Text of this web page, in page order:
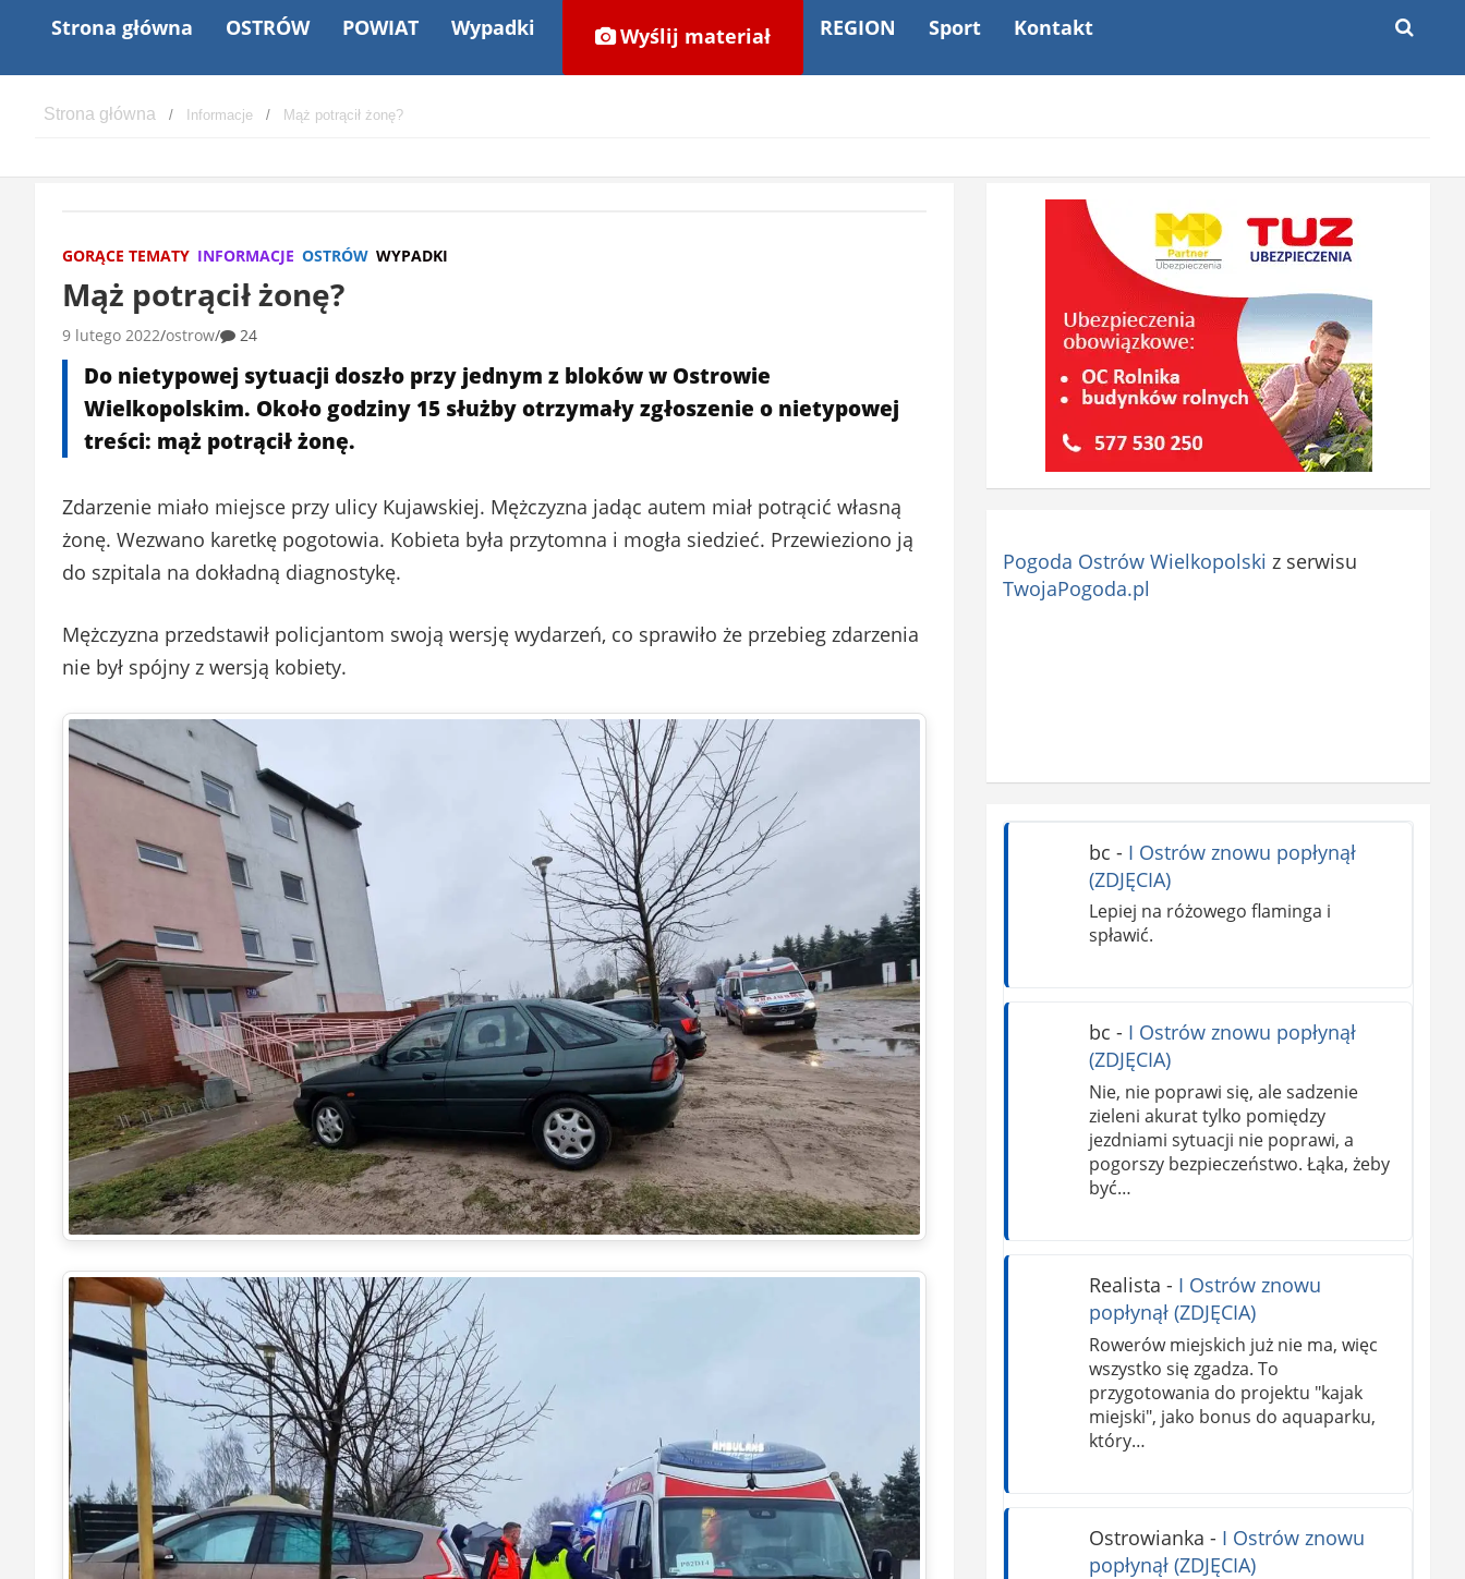
Strona główna OSTRÓW POWIAT Wypadki Wyślij materiał REGION Sport Kontakt
Informacje Mąż potrącił żonę?
GORĄCE TEMATY INFORMACJE OSTRÓW WYPADKI
Mąż potrącił żonę?
9 lutego 2022 ostrow 24
Do nietypowej sytuacji doszło przy jednym z bloków w Ostrowie
Wielkopolskim. Około godziny 15 służby otrzymały zgłoszenie o nietypowej
treści: mąż potrącił żonę.
Zdarzenie miało miejsce przy ulicy Kujawskiej. Mężczyzna jadąc autem miał potrącić własną
żonę. Wezwano karetkę pogotowia. Kobieta była przytomna i mogła siedzieć. Przewieziono ją
do szpitala na dokładną diagnostykę.
Mężczyzna przedstawił policjantom swoją wersję wydarzeń, co sprawiło że przebieg zdarzenia
nie był spójny z wersją kobiety.
Pogoda Ostrów Wielkopolski z serwisu
TwojaPogoda.pl
bc - I Ostrów znowu popłynął
(ZDJĘCIA)
Lepiej na różowego flaminga i
spławić.
bc - I Ostrów znowu popłynął
(ZDJĘCIA)
Nie, nie poprawi się, ale sadzenie
zieleni akurat tylko pomiędzy
jezdniami sytuacji nie poprawi, a
pogorszy bezpieczeństwo. Łąka, żeby
być…
Realista - I Ostrów znowu
popłynął (ZDJĘCIA)
Rowerów miejskich już nie ma, więc
wszystko się zgadza. To
przygotowania do projektu "kajak
miejski", jako bonus do aquaparku,
który…
Ostrowianka - I Ostrów znowu
popłynął (ZDJĘCIA)